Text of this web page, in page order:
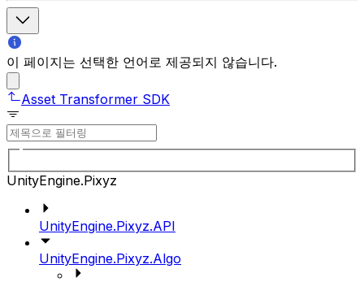
이 페이지는 선택한 언어로 제공되지 않습니다.
Asset Transformer SDK
UnityEngine.Pixyz
UnityEngine.Pixyz.API
UnityEngine.Pixyz.Algo